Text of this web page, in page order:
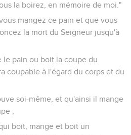
la boirez, en mémoire de moi."
mangez ce pain et que vous
la mort du Seigneur jusqu'à
le pain ou boit la coupe du
coupable à l'égard du corps et du
soi-même, et qu'ainsi il mange
;
boit, mange et boit un